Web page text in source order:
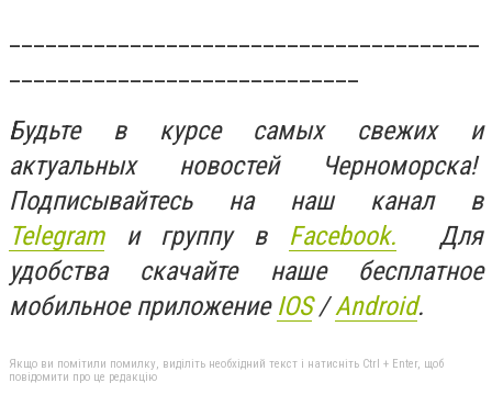
Будьте в курсе самых свежих и
актуальных новостей Черноморска!
Подписывайтесь на наш канал в
Telegramи группу в Facebook. Для
удобства скачайте наше бесплатное
мобильное приложение IOS/Android.
Якщо ви помітили помилку, виділіть необхідний текст і натисніть Ctrl + Enter, щоб
повідомити про це редакцію